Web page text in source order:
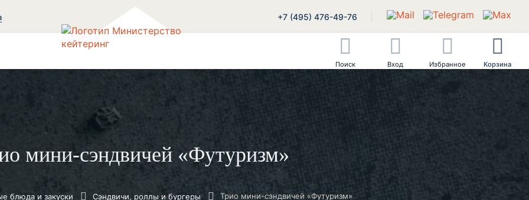
+7 (495) 476-49-76
Поиск Вход Избранное Корзина
мини-сэндвичей «Футуризм»
блюда и закуски Сэндвичи, роллы и бургеры Трио мини-сэндвичей «Футуризм»